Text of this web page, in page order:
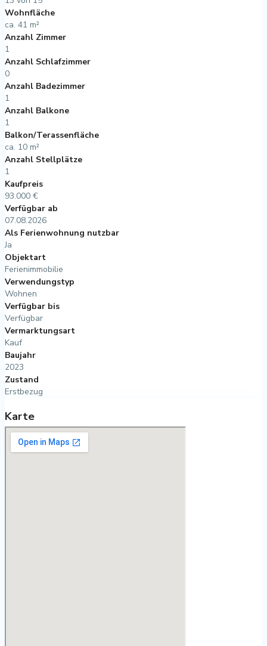
Wohnfläche
ca. 41 m²
Anzahl Zimmer
1
Anzahl Schlafzimmer
0
Anzahl Badezimmer
1
Anzahl Balkone
1
Balkon/Terassenfläche
ca. 10 m²
Anzahl Stellplätze
1
Kaufpreis
93.000 €
Verfügbar ab
07.08.2026
Als Ferienwohnung nutzbar
Ja
Objektart
Ferienimmobilie
Verwendungstyp
Wohnen
Verfügbar bis
Verfügbar
Vermarktungsart
Kauf
Baujahr
2023
Zustand
Erstbezug
Karte